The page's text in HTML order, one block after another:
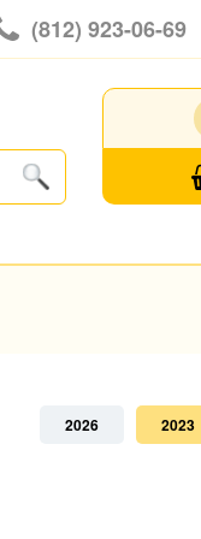
(812) 923-06-69
2026 2023